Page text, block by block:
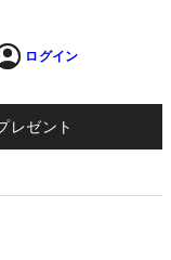
ログイン
レゼント